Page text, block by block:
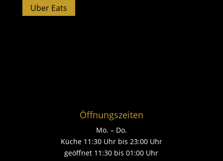
Uber Eats
Öffnungszeiten
Mo. – Do.
Küche 11:30 Uhr bis 23:00 Uhr
geöffnet 11:30 bis 01:00 Uhr